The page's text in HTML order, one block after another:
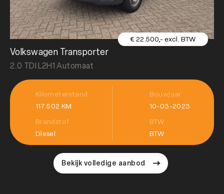
€ 22.500,- excl. BTW
Volkswagen Transporter
2.0 TDI L2H1 Automaat
Kilometerstand
117.502 KM
Bouwjaar
10-03-2023
Brandstof
Diesel
BTW
BTW
Bekijk volledige aanbod